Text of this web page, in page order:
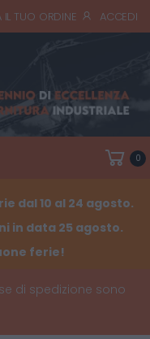
IL TUO ORDINE ACCEDI
0
dal 10 al 24 agosto.
in data 25 agosto.
ferie!
di spedizione sono